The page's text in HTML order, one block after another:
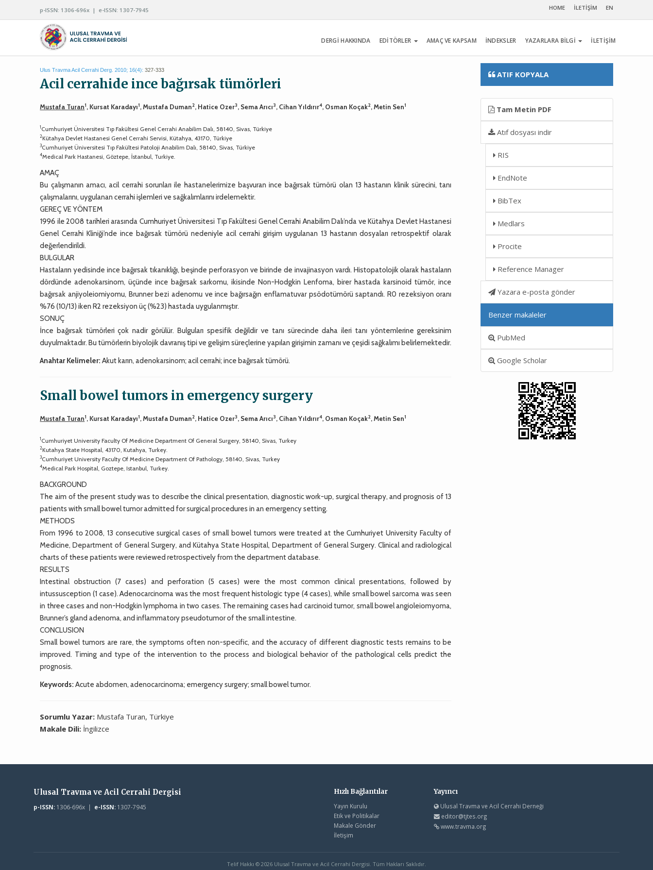
p-ISSN: 1306-696x | e-ISSN: 1307-7945 HOME İLETİŞİM EN
DERGİ HAKKINDA EDİTÖRLER AMAÇ VE KAPSAM İNDEKSLER YAZARLARA BİLGİ İLETİŞİM
Ulus Travma Acil Cerrahi Derg. 2010; 16(4): 327-333
Acil cerrahide ince bağırsak tümörleri
Mustafa Turan1, Kursat Karadayı1, Mustafa Duman2, Hatice Ozer3, Sema Arıcı3, Cihan Yıldırır4, Osman Koçak2, Metin Sen1
1Cumhuriyet Üniversitesi Tıp Fakültesi Genel Cerrahi Anabilim Dalı, 58140, Sivas, Türkiye
2Kütahya Devlet Hastanesi Genel Cerrahi Servisi, Kütahya, 43170, Türkiye
3Cumhuriyet Üniversitesi Tıp Fakültesi Patoloji Anabilim Dalı, 58140, Sivas, Türkiye
4Medical Park Hastanesi, Göztepe, İstanbul, Turkiye.
AMAÇ
Bu çalışmanın amacı, acil cerrahi sorunları ile hastanelerimize başvuran ince bağırsak tümörü olan 13 hastanın klinik sürecini, tanı
çalışmalarını, uygulanan cerrahi işlemleri ve sağkalımlarını irdelemektir.
GEREÇ VE YÖNTEM
1996 ile 2008 tarihleri arasında Cumhuriyet Üniversitesi Tıp Fakültesi Genel Cerrahi Anabilim Dalı’nda ve Kütahya Devlet Hastanesi
Genel Cerrahi Kliniği’nde ince bağırsak tümörü nedeniyle acil cerrahi girişim uygulanan 13 hastanın dosyaları retrospektif olarak
değerlendirildi.
BULGULAR
Hastaların yedisinde ince bağırsak tıkanıklığı, beşinde perforasyon ve birinde de invajinasyon vardı. Histopatolojik olarak hastaların
dördünde adenokarsinom, üçünde ince bağırsak sarkomu, ikisinde Non-Hodgkin Lenfoma, birer hastada karsinoid tümör, ince
bağırsak anjiyoleiomiyomu, Brunner bezi adenomu ve ince bağırsağın enflamatuvar psödotümörü saptandı. R0 rezeksiyon oranı
%76 (10/13) iken R2 rezeksiyon üç (%23) hastada uygulanmıştır.
SONUÇ
İnce bağırsak tümörleri çok nadir görülür. Bulguları spesifik değildir ve tanı sürecinde daha ileri tanı yöntemlerine gereksinim
duyulmaktadır. Bu tümörlerin biyolojik davranış tipi ve gelişim süreçlerine yapılan girişimin zamanı ve çeşidi sağkalımı belirlemektedir.
Anahtar Kelimeler: Akut karın, adenokarsinom; acil cerrahi; ince bağırsak tümörü.
Small bowel tumors in emergency surgery
Mustafa Turan1, Kursat Karadayı1, Mustafa Duman2, Hatice Ozer3, Sema Arıcı3, Cihan Yıldırır4, Osman Koçak2, Metin Sen1
1Cumhuriyet University Faculty Of Medicine Department Of General Surgery, 58140, Sivas, Turkey
2Kutahya State Hospital, 43170, Kutahya, Turkey.
3Cumhuriyet University Faculty Of Medicine Department Of Pathology, 58140, Sivas, Turkey
4Medical Park Hospital, Goztepe, Istanbul, Turkey.
BACKGROUND
The aim of the present study was to describe the clinical presentation, diagnostic work-up, surgical therapy, and prognosis of 13
patients with small bowel tumor admitted for surgical procedures in an emergency setting.
METHODS
From 1996 to 2008, 13 consecutive surgical cases of small bowel tumors were treated at the Cumhuriyet University Faculty of
Medicine, Department of General Surgery, and Kütahya State Hospital, Department of General Surgery. Clinical and radiological
charts of these patients were reviewed retrospectively from the department database.
RESULTS
Intestinal obstruction (7 cases) and perforation (5 cases) were the most common clinical presentations, followed by
intussusception (1 case). Adenocarcinoma was the most frequent histologic type (4 cases), while small bowel sarcoma was seen
in three cases and non-Hodgkin lymphoma in two cases. The remaining cases had carcinoid tumor, small bowel angioleiomyoma,
Brunner’s gland adenoma, and inflammatory pseudotumor of the small intestine.
CONCLUSION
Small bowel tumors are rare, the symptoms often non-specific, and the accuracy of different diagnostic tests remains to be
improved. Timing and type of the intervention to the process and biological behavior of the pathological cells predict the
prognosis.
Keywords: Acute abdomen, adenocarcinoma; emergency surgery; small bowel tumor.
Sorumlu Yazar: Mustafa Turan, Türkiye
Makale Dili: İngilizce
ATIF KOPYALA
Tam Metin PDF
Atıf dosyası indir
RIS
EndNote
BibTex
Medlars
Procite
Reference Manager
Yazara e-posta gönder
Benzer makaleler
PubMed
Google Scholar
Ulusal Travma ve Acil Cerrahi Dergisi
p-ISSN:1306-696x | e-ISSN:1307-7945
Hızlı Bağlantılar
Yayın Kurulu
Etik ve Politikalar
Makale Gönder
İletişim
Yayıncı
Ulusal Travma ve Acil Cerrahi Derneği
editor@tjtes.org
www.travma.org
Telif Hakkı © 2026 Ulusal Travma ve Acil Cerrahi Dergisi. Tüm Hakları Saklıdır.